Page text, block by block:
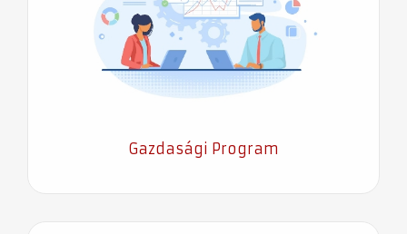
Gazdasági Program